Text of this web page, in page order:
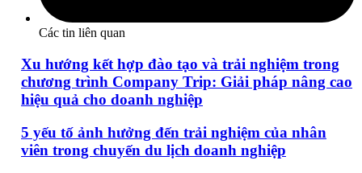
Các tin liên quan
Xu hướng kết hợp đào tạo và trải nghiệm trong
chương trình Company Trip: Giải pháp nâng cao
hiệu quả cho doanh nghiệp
5 yếu tố ảnh hưởng đến trải nghiệm của nhân
viên trong chuyến du lịch doanh nghiệp